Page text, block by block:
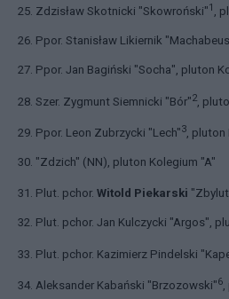
25. Zdzisław Skotnicki "Skowroński"1 ,
26. Ppor. Stanisław Likiernik
27. Ppor. Jan Bagiński "Socha", pluton
28. Szer. Zygmunt Siemnicki "Bór"2 ,
29. Ppor. Leon Zubrzycki "Lech"3 ,
30. "Zdzich" (NN), pluton Kolegium "A"
31. Plut. pchor. Witold Piekarski
32. Plut. pchor. Jan Kulczycki "Argos",
33. Plut. pchor. Kazimierz Pindelski
34. Aleksander Kabański "Brzozowski"6,